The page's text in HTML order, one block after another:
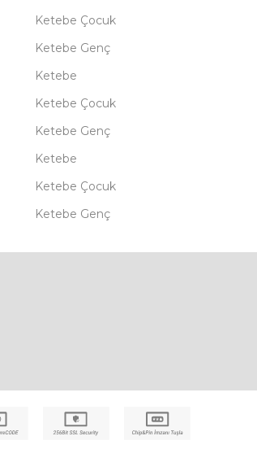
Ketebe Çocuk
Ketebe Genç
Ketebe
Ketebe Çocuk
Ketebe Genç
Ketebe
Ketebe Çocuk
Ketebe Genç